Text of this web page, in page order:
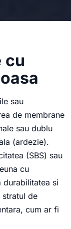
cu
sau
de membrane
sau dublu
(ardezie).
(SBS) sau
cu
durabilitatea si
stratul de
cum ar fi